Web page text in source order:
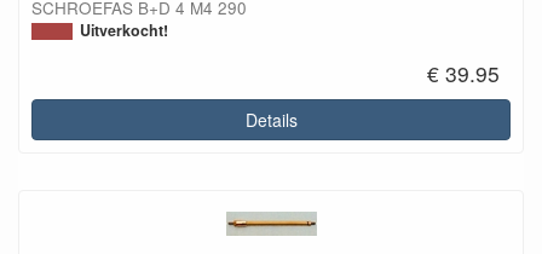
SCHROEFAS B+D 4 M4 290
Uitverkocht!
€ 39.95
Details